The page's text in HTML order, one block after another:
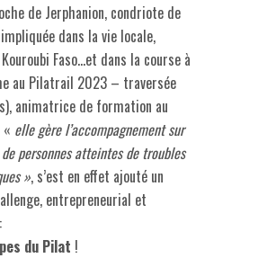
de Jerphanion, condriote de
dans la vie locale,
Faso…et dans la course à
au Pilatrail 2023 – traversée
animatrice de formation au
elle gère l’accompagnement sur
personnes atteintes de troubles
», s’est en effet ajouté un
entrepreneurial et
du Pilat !